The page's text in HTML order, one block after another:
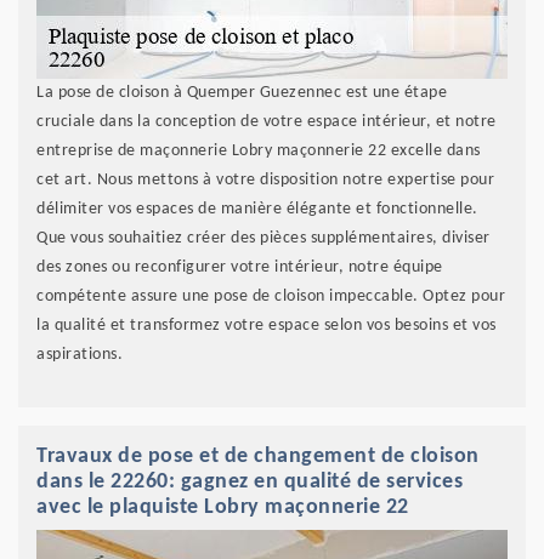
La pose de cloison à Quemper Guezennec est une étape
cruciale dans la conception de votre espace intérieur, et notre
entreprise de maçonnerie Lobry maçonnerie 22 excelle dans
cet art. Nous mettons à votre disposition notre expertise pour
délimiter vos espaces de manière élégante et fonctionnelle.
Que vous souhaitiez créer des pièces supplémentaires, diviser
des zones ou reconfigurer votre intérieur, notre équipe
compétente assure une pose de cloison impeccable. Optez pour
la qualité et transformez votre espace selon vos besoins et vos
aspirations.
Travaux de pose et de changement de cloison
dans le 22260: gagnez en qualité de services
avec le plaquiste Lobry maçonnerie 22